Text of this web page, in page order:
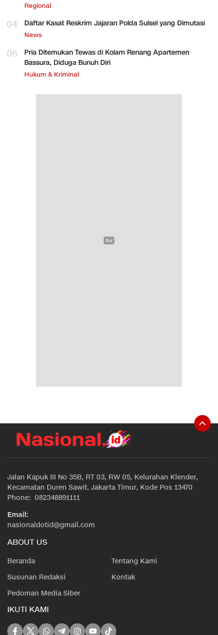
Regional
04 Daftar Kasat Reskrim Jajaran Polda Sulsel yang Dimutasi
News
05
Pria Ditemukan Tewas di Kolam Renang Apartemen
Bassura, Diduga Bunuh Diri
Hukum & Kriminal
Jalan Kapuk III No 35B, RT 03, RW 05, Kelurahan Klender,
Kecamatan Duren Sawit, Jakarta Timur, Kode Pos 13470
Phone: 082348891111
Email:
nasionaldotid@gmail.com
ABOUT US
Beranda
Tentang Kami
Susunan Redaksi
Kontak
Pedoman Media Siber
IKUTI KAMI